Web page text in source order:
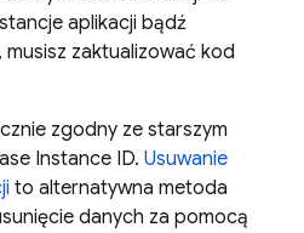
aplikacji bądź
musisz zaktualizować kod
zgodny ze starszym
Instance ID. Usuwanie
to alternatywna metoda
danych za pomocą